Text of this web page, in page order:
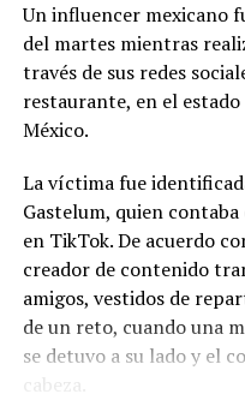
Un influencer mexicano
del martes mientras
través de sus redes
restaurante, en el
México.
La víctima fue
Gastelum, quien
en TikTok. De acuerdo
creador de contenido
amigos, vestidos de
de un reto, cuando una
se detuvo a su lado y el
cabeza.